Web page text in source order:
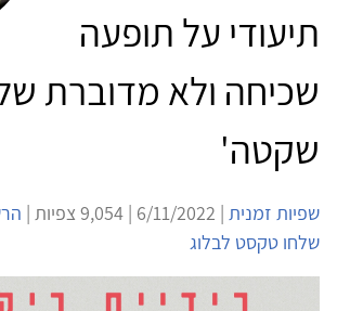
תיעודי על תופעה
שכיחה ולא מדוברת
שקטה'
שפיות זמנית | 6/11/2022 | 9,054 צפיות |
שלחו טקסט לבלוג